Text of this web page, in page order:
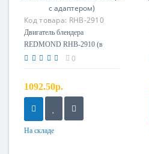
Код товара: RHB-2910
Двигатель с адаптером
Двигатель блендера
REDMOND RHB-2910 (в
сборе с адаптером)
0
1092.50р.
На складе